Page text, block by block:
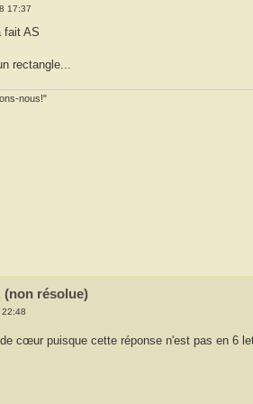
17:37
fait AS
rectangle...
nous!"
(non résolue)
22:48
cœur puisque cette réponse n'est pas en 6